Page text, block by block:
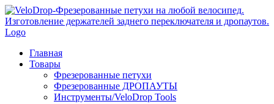
Skip
to
content
Главная
Товары
Фрезерованные петухи
Фрезерованные ДРОПАУТЫ
Инструменты/VeloDrop Tools